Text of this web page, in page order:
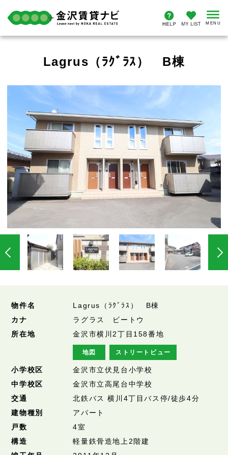
Lagrus（ﾗｸﾞﾗｽ） B棟
物件名
Lagrus（ﾗｸﾞﾗｽ） B棟
カナ
ラグラス ビートウ
所在地
金沢市横川2丁目158番地
地図 ストリートビュー
小学校区
金沢市立伏見台小学校
中学校区
金沢市立高尾台中学校
交通
北鉄バス 横川4丁目バス停/徒歩4分
建物種別
アパート
戸数
4室
構造
軽量鉄骨造地上2階建